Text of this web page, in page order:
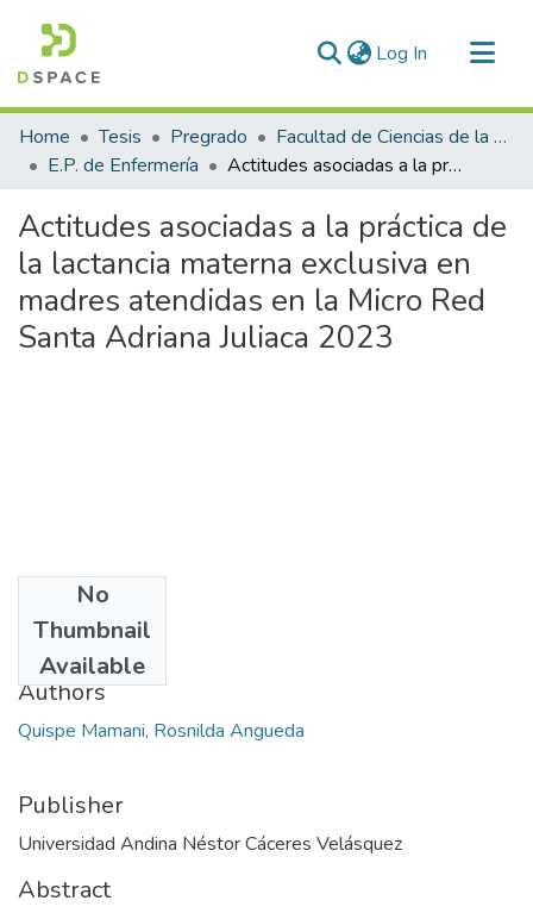
Log In (current)
Communities & Collections
All of DSpace
Home Tesis Pregrado
Facultad de Ciencias de la Salud
E.P. de Enfermería
Actitudes asociadas a la práctica de la lactancia materna exclusiva en madres atendidas en la Micro Red Santa Adriana Juliaca 2023
Actitudes asociadas a la práctica de
la lactancia materna exclusiva en
madres atendidas en la Micro Red
Santa Adriana Juliaca 2023
No
Thumbnail
Available
2024
Authors
Quispe Mamani, Rosnilda Angueda
Publisher
Universidad Andina Néstor Cáceres Velásquez
Abstract